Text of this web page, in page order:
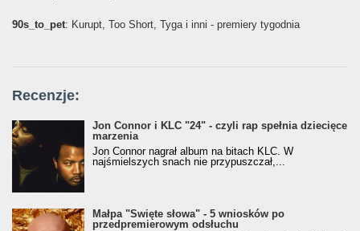
90s_to_pet: Kurupt, Too Short, Tyga i inni - premiery tygodnia
Recenzje:
Jon Connor i KLC "24" - czyli rap spełnia dziecięce
marzenia
Jon Connor nagrał album na bitach KLC. W
najśmielszych snach nie przypuszczał,...
Małpa "Święte słowa" - 5 wniosków po
przedpremierowym odsłuchu